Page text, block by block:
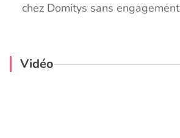
chez Domitys sans engagement
Vidéo